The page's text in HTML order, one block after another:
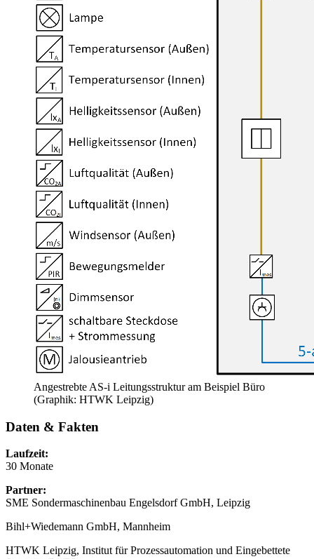
Angestrebte AS-i Leitungsstruktur am Beispiel Büro
(Graphik: HTWK Leipzig)
Daten & Fakten
Laufzeit:
30 Monate
Partner:
SME Sondermaschinenbau Engelsdorf GmbH, Leipzig
Bihl+Wiedemann GmbH, Mannheim
HTWK Leipzig, Institut für Prozessautomation und Eingebettete